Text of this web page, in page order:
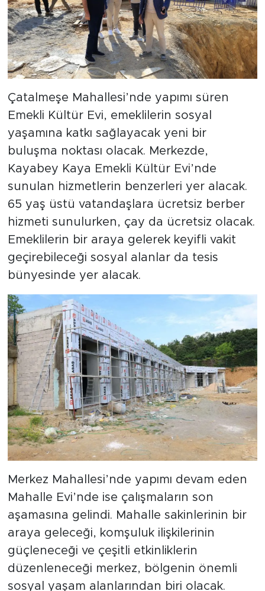
Çatalmeşe Mahallesi’nde yapımı süren
Emekli Kültür Evi, emeklilerin sosyal
yaşamına katkı sağlayacak yeni bir
buluşma noktası olacak. Merkezde,
Kayabey Kaya Emekli Kültür Evi’nde
sunulan hizmetlerin benzerleri yer alacak.
65 yaş üstü vatandaşlara ücretsiz berber
hizmeti sunulurken, çay da ücretsiz olacak.
Emeklilerin bir araya gelerek keyifli vakit
geçirebileceği sosyal alanlar da tesis
bünyesinde yer alacak.
Merkez Mahallesi’nde yapımı devam eden
Mahalle Evi’nde ise çalışmaların son
aşamasına gelindi. Mahalle sakinlerinin bir
araya geleceği, komşuluk ilişkilerinin
güçleneceği ve çeşitli etkinliklerin
düzenleneceği merkez, bölgenin önemli
sosyal yaşam alanlarından biri olacak.